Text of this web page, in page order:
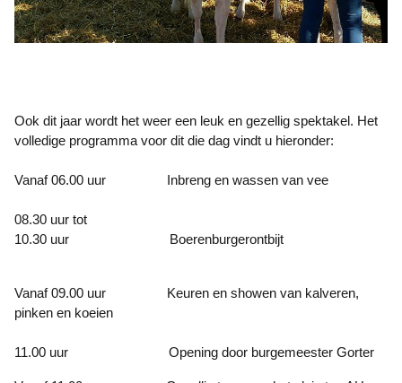
Ook dit jaar wordt het weer een leuk en gezellig spektakel. Het
volledige programma voor dit die dag vindt u hieronder:
Vanaf 06.00 uur Inbreng en wassen van vee
08.30 uur tot
10.30 uur Boerenburgerontbijt
Vanaf 09.00 uur Keuren en showen van kalveren,
pinken en koeien
11.00 uur Opening door burgemeester Gorter